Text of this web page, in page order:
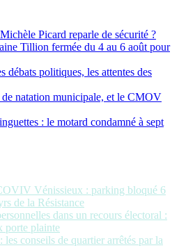
Picard reparle de sécurité ?
Tillion fermée du 4 au 6 août pour
débats politiques, les attentes des
natation municipale, et le CMOV
: le motard condamné à sept
Vénissieux : parking bloqué 6
de la Résistance
dans un recours électoral :
porte plainte
les conseils de quartier arrêtés par la